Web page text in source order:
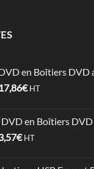
en Boîtiers DVD
€Plage
6,78€
à
HT
DVD en Boîtiers
€Plage
HT